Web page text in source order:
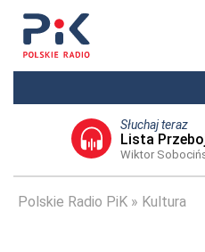
Słuchaj teraz
Lista
Wiktor
Polskie Radio PiK Kultura